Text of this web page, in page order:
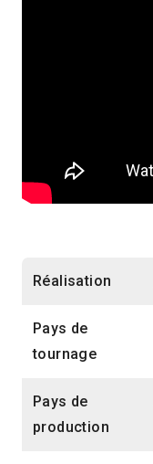
Réalisation
Pays de
tournage
Pays de
production